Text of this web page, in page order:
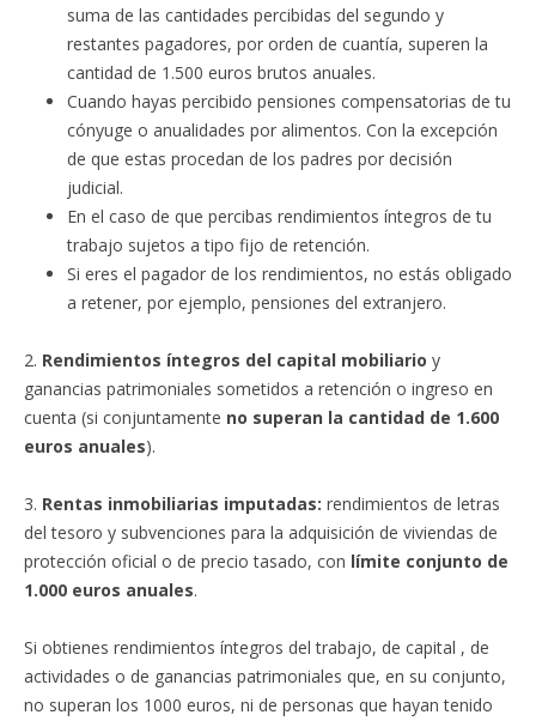
suma de las cantidades percibidas del segundo y
restantes pagadores, por orden de cuantía, superen la
cantidad de 1.500 euros brutos anuales.
Cuando hayas percibido pensiones compensatorias de tu
cónyuge o anualidades por alimentos. Con la excepción
de que estas procedan de los padres por decisión
judicial.
En el caso de que percibas rendimientos íntegros de tu
trabajo sujetos a tipo fijo de retención.
Si eres el pagador de los rendimientos, no estás obligado
a retener, por ejemplo, pensiones del extranjero.
2. Rendimientos íntegros del capital mobiliario y
ganancias patrimoniales sometidos a retención o ingreso en
cuenta (si conjuntamente no superan la cantidad de 1.600
euros anuales).
3. Rentas inmobiliarias imputadas: rendimientos de letras
del tesoro y subvenciones para la adquisición de viviendas de
protección oficial o de precio tasado, con límite conjunto de
1.000 euros anuales.
Si obtienes rendimientos íntegros del trabajo, de capital , de
actividades o de ganancias patrimoniales que, en su conjunto,
no superan los 1000 euros, ni de personas que hayan tenido